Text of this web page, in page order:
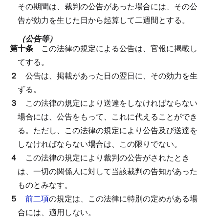
その期間は、裁判の公告があった場合には、その公
告が効力を生じた日から起算して二週間とする。
（公告等）
第十条 この法律の規定による公告は、官報に掲載し
てする。
２ 公告は、掲載があった日の翌日に、その効力を生
ずる。
３ この法律の規定により送達をしなければならない
場合には、公告をもって、これに代えることができ
る。 ただし、この法律の規定により公告及び送達を
しなければならない場合は、この限りでない。
４ この法律の規定により裁判の公告がされたとき
は、一切の関係人に対して当該裁判の告知があった
ものとみなす。
５ 前二項の規定は、この法律に特別の定めがある場
合には、適用しない。